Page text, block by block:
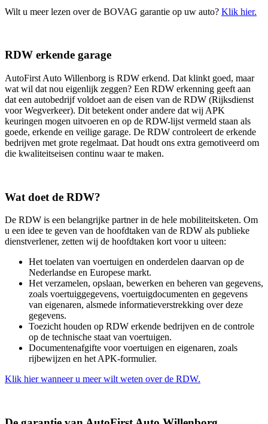
Wilt u meer lezen over de BOVAG garantie op uw auto? Klik hier.
RDW erkende garage
AutoFirst Auto Willenborg is RDW erkend. Dat klinkt goed, maar
wat wil dat nou eigenlijk zeggen? Een RDW erkenning geeft aan
dat een autobedrijf voldoet aan de eisen van de RDW (Rijksdienst
voor Wegverkeer). Dit betekent onder andere dat wij APK
keuringen mogen uitvoeren en op de RDW-lijst vermeld staan als
goede, erkende en veilige garage. De RDW controleert de erkende
bedrijven met grote regelmaat. Dat houdt ons extra gemotiveerd om
die kwaliteitseisen continu waar te maken.
Wat doet de RDW?
De RDW is een belangrijke partner in de hele mobiliteitsketen. Om
u een idee te geven van de hoofdtaken van de RDW als publieke
dienstverlener, zetten wij de hoofdtaken kort voor u uiteen:
Het toelaten van voertuigen en onderdelen daarvan op de
Nederlandse en Europese markt.
Het verzamelen, opslaan, bewerken en beheren van gegevens,
zoals voertuiggegevens, voertuigdocumenten en gegevens
van eigenaren, alsmede informatieverstrekking over deze
gegevens.
Toezicht houden op RDW erkende bedrijven en de controle
op de technische staat van voertuigen.
Documentenafgifte voor voertuigen en eigenaren, zoals
rijbewijzen en het APK-formulier.
Klik hier wanneer u meer wilt weten over de RDW.